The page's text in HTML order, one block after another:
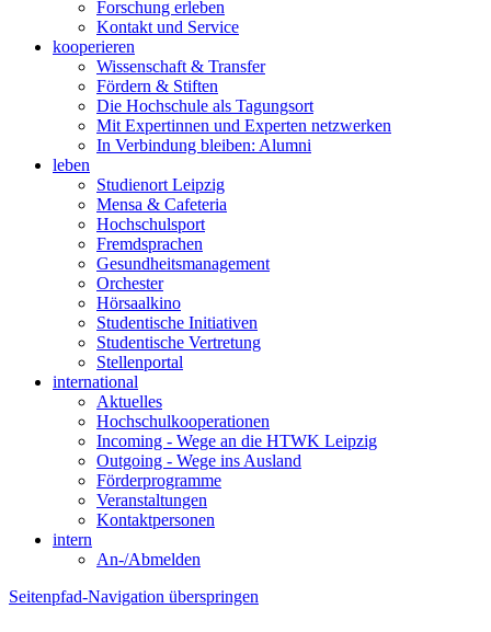
Forschung erleben
Kontakt und Service
kooperieren
Wissenschaft & Transfer
Fördern & Stiften
Die Hochschule als Tagungsort
Mit Expertinnen und Experten netzwerken
In Verbindung bleiben: Alumni
leben
Studienort Leipzig
Mensa & Cafeteria
Hochschulsport
Fremdsprachen
Gesundheitsmanagement
Orchester
Hörsaalkino
Studentische Initiativen
Studentische Vertretung
Stellenportal
international
Aktuelles
Hochschulkooperationen
Incoming - Wege an die HTWK Leipzig
Outgoing - Wege ins Ausland
Förderprogramme
Veranstaltungen
Kontaktpersonen
intern
An-/Abmelden
Seitenpfad-Navigation überspringen